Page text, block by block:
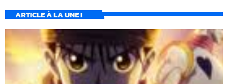
ARTICLE À LA UNE !